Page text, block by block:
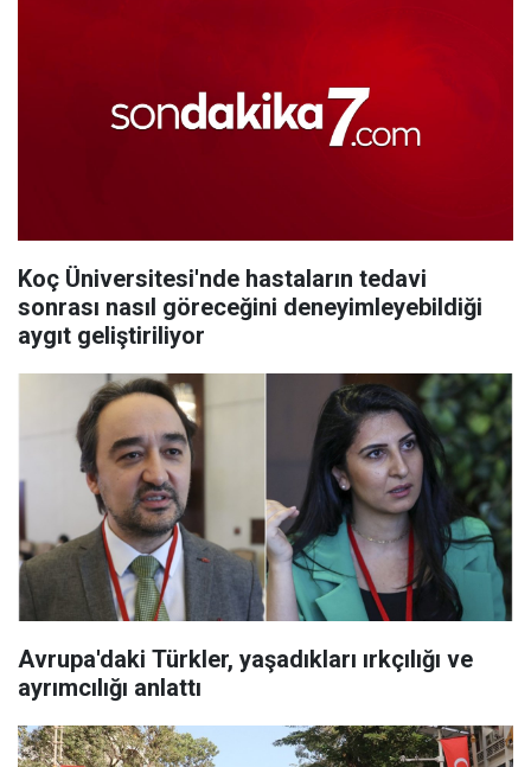
Koç Üniversitesi'nde hastaların tedavi
sonrası nasıl göreceğini deneyimleyebildiği
aygıt geliştiriliyor
Avrupa'daki Türkler, yaşadıkları ırkçılığı ve
ayrımcılığı anlattı